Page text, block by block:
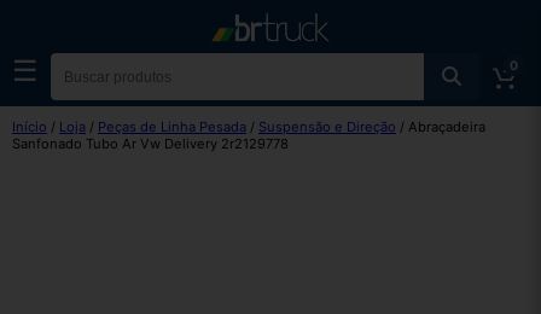
☰ 0
Início / Loja / Peças de Linha Pesada / Suspensão e Direção / Abraçadeira
Sanfonado Tubo Ar Vw Delivery 2r2129778